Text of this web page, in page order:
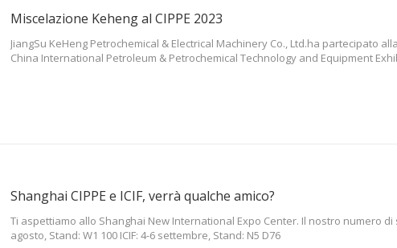
Miscelazione Keheng al CIPPE 2023
JiangSu KeHeng Petrochemical & Electrical Machinery Co., Ltd.ha partecipato
China International Petroleum & Petrochemical Technology and Equipment
Shanghai CIPPE e ICIF, verrà qualche amico?
Ti aspettiamo allo Shanghai New International Expo Center. Il nostro numero di
agosto, Stand: W1 100 ICIF: 4-6 settembre, Stand: N5 D76